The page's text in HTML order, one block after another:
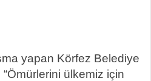
yapan Körfez Belediye
ülkemiz için